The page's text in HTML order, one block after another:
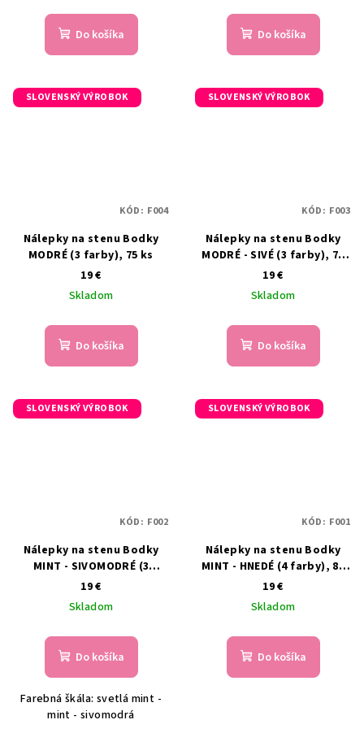
Do košíka Do košíka
SLOVENSKÝ VÝROBOK
Nálepky na stenu Bodky
MODRÉ (3 farby), 75 ks
19 €
Skladom
Do košíka
KÓD: F004
SLOVENSKÝ VÝROBOK
Nálepky na stenu Bodky
MODRÉ - SIVÉ (3 farby), 75
ks
19 €
Skladom
Do košíka
KÓD: F003
SLOVENSKÝ VÝROBOK
Nálepky na stenu Bodky
MINT - SIVOMODRÉ (3
farby), 75 ks
19 €
Skladom
Do košíka
Farebná škála: svetlá mint -
mint - sivomodrá
KÓD: F002
SLOVENSKÝ VÝROBOK
Nálepky na stenu Bodky
MINT - HNEDÉ (4 farby), 80
ks
19 €
Skladom
Do košíka
KÓD: F001